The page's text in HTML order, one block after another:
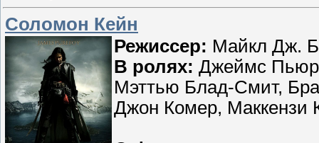
Соломон Кейн
Режиссер: Майкл Дж.
В ролях: Джеймс
Мэттью Блад-Смит,
Джон Комер, Маккензи